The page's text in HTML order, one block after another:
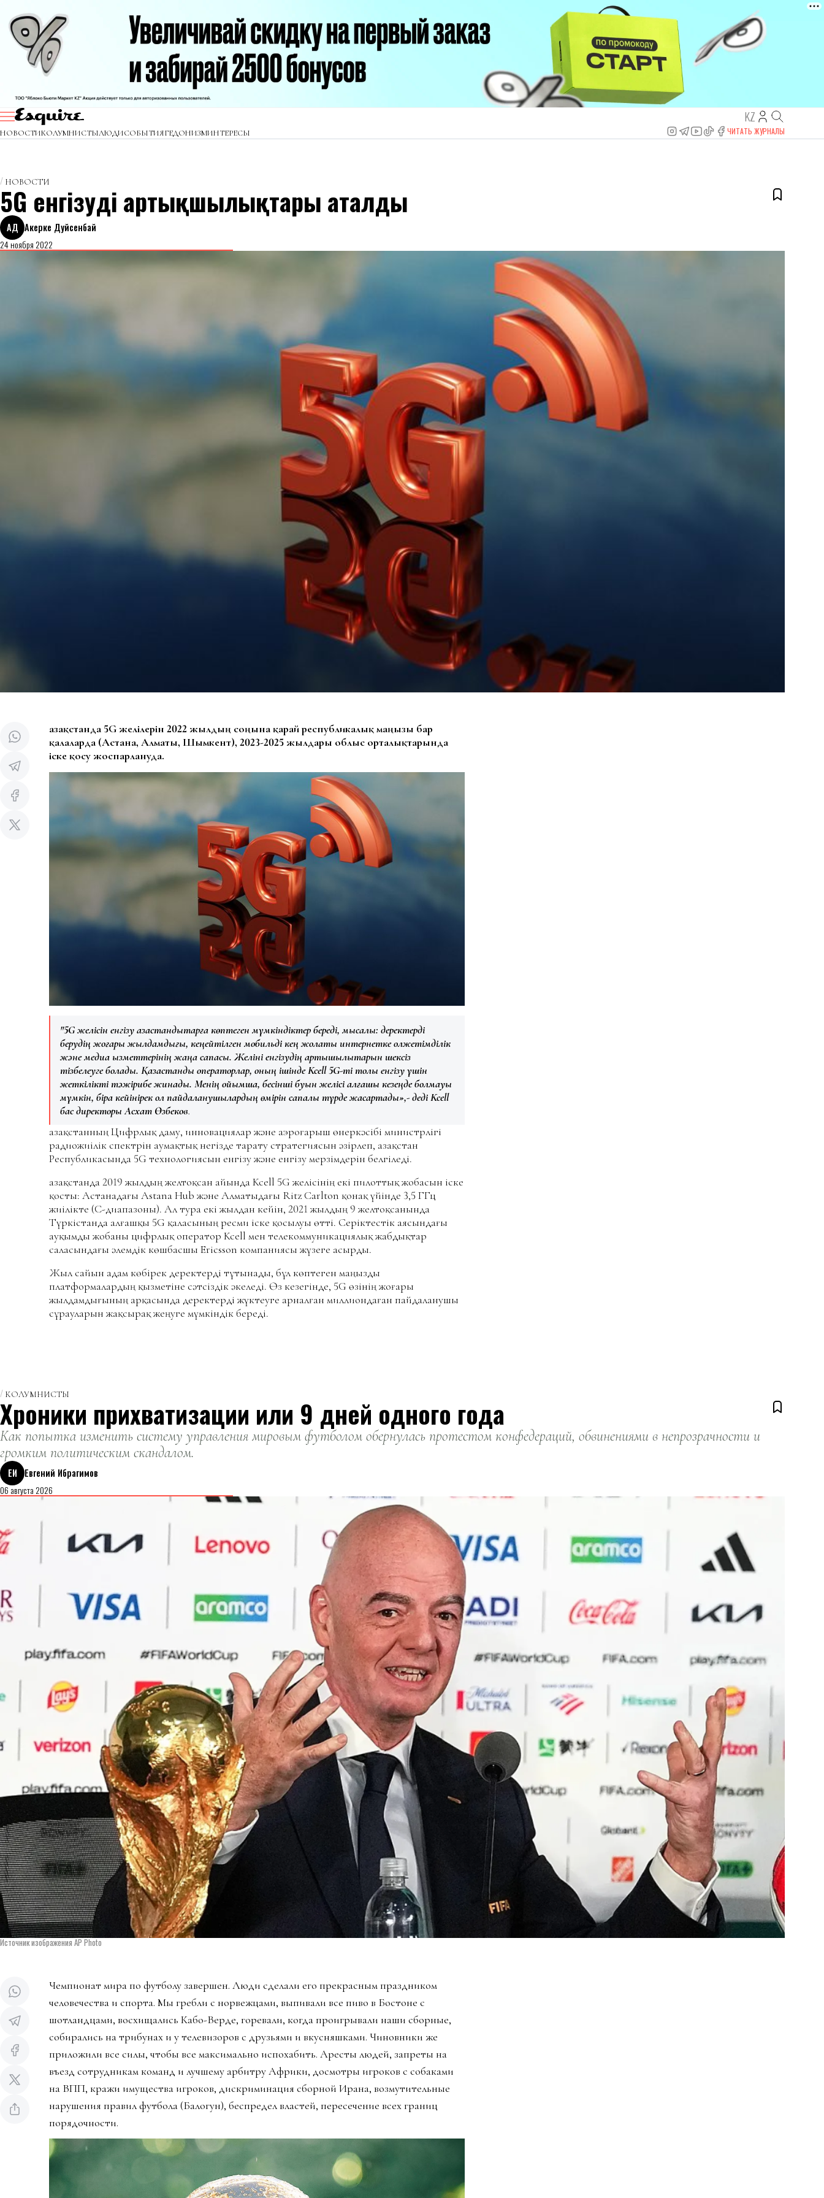
KZ
НОВОСТИКОЛУМНИСТЫЛЮДИСОБЫТИЯГЕДОНИЗМИНТЕРЕСЫ ЧИТАТЬ ЖУРНАЛЫ
НОВОСТИ
5G енгізудің артықшылықтары аталды
АД Акерке Дуйсенбай
24 ноября 2022
Қазақстанда 5G желілерін 2022 жылдың соңына қарай республикалық маңызы бар
қалаларда (Астана, Алматы, Шымкент), 2023-2025 жылдары облыс орталықтарында
іске қосу жоспарлануда.
"5G желісін енгізу қазақстандықтарға көптеген мүмкіндіктер береді, мысалы: деректерді
берудің жоғары жылдамдығы, кеңейтілген мобильді кең жолақты интернетке қолжетімділік
және медиа қызметтерінің жаңа сапасы. Желіні енгізудің артықшылықтарын шексіз
тізбелеуге болады. Қазақстандық операторлар, оның ішінде Kcell 5G-ті толық енгізу үшін
жеткілікті тәжірибе жинады. Менің ойымша, бесінші буын желісі алғашқы кезеңде болмауы
мүмкін, бірақ кейінірек ол пайдаланушылардың өмірін сапалы түрде жақсартады»,- дедіKcell
бас директорыАсхат Өзбеков.
Қазақстанның Цифрлық даму, инновациялар және аэроғарыш өнеркәсібі министрлігі
радиожиілік спектрін аумақтық негізде тарату стратегиясын әзірлеп, Қазақстан
Республикасында 5G технологиясын енгізу және енгізу мерзімдерін белгіледі.
Қазақстанда 2019 жылдың желтоқсан айында Kcell 5G желісінің екі пилоттық жобасын іске
қосты: Астанадағы Astana Hub және Алматыдағы Ritz Carlton қонақ үйінде 3,5 ГГц
жиілікте (C-диапазоны). Ал тура екі жылдан кейін, 2021 жылдың 9 желтоқсанында
Түркістанда алғашқы 5G қаласының ресми іске қосылуы өтті. Серіктестік аясындағы
ауқымды жобаны цифрлық оператор Kcell мен телекоммуникациялық жабдықтар
саласындағы әлемдік көшбасшы Ericsson компаниясы жүзеге асырды.
Жыл сайын адам көбірек деректерді тұтынады, бұл көптеген маңызды
платформалардың қызметіне сәтсіздік әкеледі. Өз кезегінде, 5G өзінің жоғары
жылдамдығының арқасында деректерді жүктеуге арналған миллиондаған пайдаланушы
сұрауларын жақсырақ жеңуге мүмкіндік береді.
КОЛУМНИСТЫ
Хроники прихватизации или 9 дней одного года
Как попытка изменить систему управления мировым футболом обернулась протестом конфедераций, обвинениями в непрозрачности и
громким политическим скандалом.
ЕИ
Евгений Ибрагимов
06 августа 2026
Источник изображения AP Photo
Чемпионат мира по футболу завершен. Люди сделали его прекрасным праздником
человечества и спорта. Мы гребли с норвежцами, выпивали все пиво в Бостоне с
шотландцами, восхищались Кабо-Верде, горевали, когда проигрывали наши сборные,
собирались на трибунах и у телевизоров с друзьями и вкусняшками. Чиновники же
приложили все силы, чтобы все максимально испохабить. Аресты людей, запреты на
въезд сотрудникам команд и лучшему арбитру Африки, досмотры игроков с собаками
на ВПП, кражи имущества игроков, дискриминация сборной Ирана, возмутительные
нарушения правил футбола (Балогун), беспредел властей, пересечение всех границ
порядочности.